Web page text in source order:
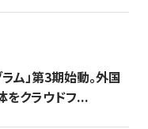
ム」第3期始動。外国
をクラウドフ...